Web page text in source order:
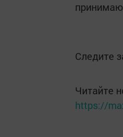
Следите
Читайте
https://